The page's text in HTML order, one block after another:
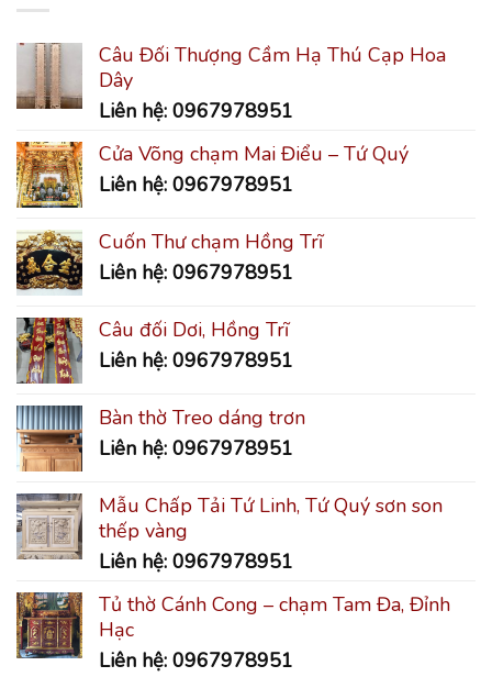
Câu Đối Thượng Cầm Hạ Thú Cạp Hoa
Dây
Liên hệ: 0967978951
Cửa Võng chạm Mai Điểu – Tứ Quý
Liên hệ: 0967978951
Cuốn Thư chạm Hồng Trĩ
Liên hệ: 0967978951
Câu đối Dơi, Hồng Trĩ
Liên hệ: 0967978951
Bàn thờ Treo dáng trơn
Liên hệ: 0967978951
Mẫu Chấp Tải Tứ Linh, Tứ Quý sơn son
thếp vàng
Liên hệ: 0967978951
Tủ thờ Cánh Cong – chạm Tam Đa, Đỉnh
Hạc
Liên hệ: 0967978951